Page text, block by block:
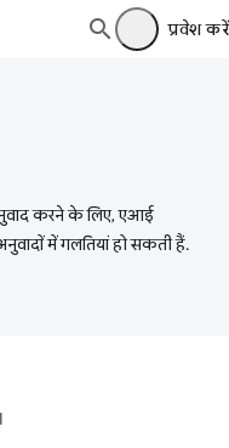
प्रवेश करें
करने के लिए, एआई
में गलतियां हो सकती हैं.